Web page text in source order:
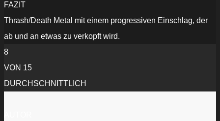
FAZIT
Thrash/Death Metal mit einem progressiven Einschlag, der
ab und an etwas zu verkopft wird.
8
VON 15
DURCHSCHNITTLICH